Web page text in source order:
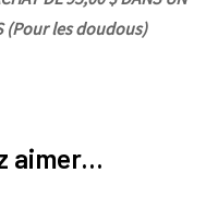
(Pour les doudous)
aimer...